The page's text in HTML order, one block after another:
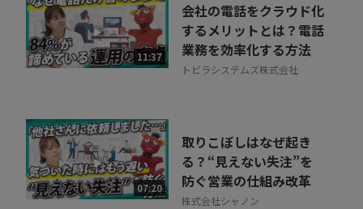
11:37
会社の電話をクラウド化
するメリットとは？電話
業務を効率化する方法
トビラシステムズ株式会社
07:20
取りこぼしはなぜ起き
る？“見えない失注”を
防ぐ営業の仕組み改革
株式会社シャノン